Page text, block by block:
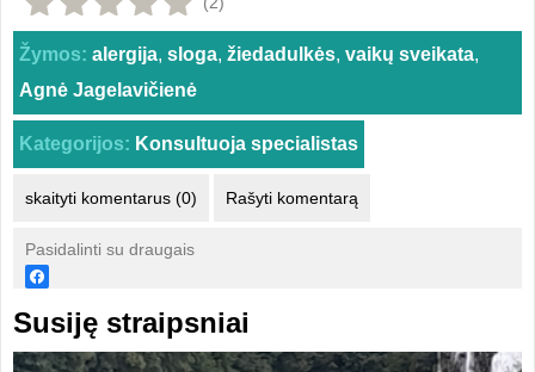
Žymos: alergija, sloga, žiedadulkės, vaikų sveikata,
Agnė Jagelavičienė
Kategorijos: Konsultuoja specialistas
skaityti komentarus (0) Rašyti komentarą
Pasidalinti su draugais
Susiję straipsniai